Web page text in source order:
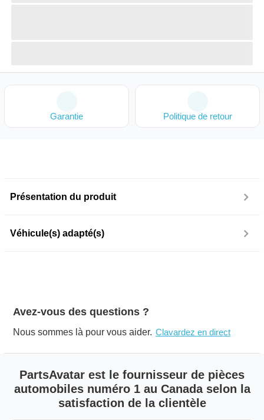
Garantie Politique de retour
Présentation du produit
Véhicule(s) adapté(s)
Avez-vous des questions ?
Nous sommes là pour vous aider. Clavardez en direct
PartsAvatar est le fournisseur de pièces
automobiles numéro 1 au Canada selon la
satisfaction de la clientèle